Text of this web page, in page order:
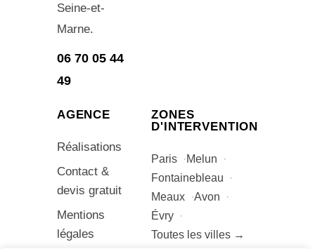
Seine-et-
Marne.
06 70 05 44
49
AGENCE
Réalisations
Contact &
devis gratuit
Mentions
légales
ZONES
D'INTERVENTION
Paris
Melun
Fontainebleau
Meaux
Avon
Évry
Toutes les villes →